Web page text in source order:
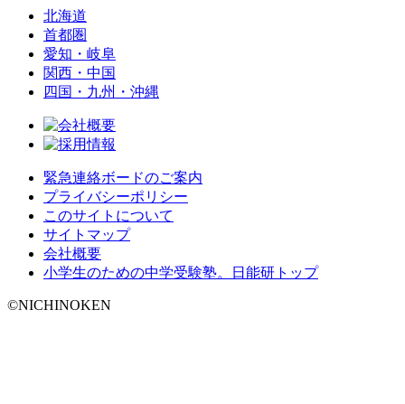
北海道
首都圏
愛知・岐阜
関西・中国
四国・九州・沖縄
緊急連絡ボードのご案内
プライバシーポリシー
このサイトについて
サイトマップ
会社概要
小学生のための中学受験塾。日能研トップ
©NICHINOKEN